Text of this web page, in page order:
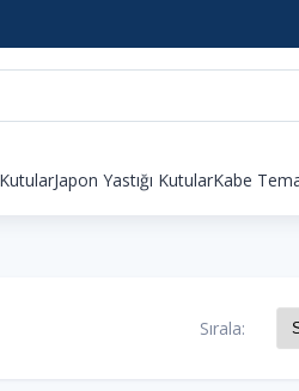
Japon Yastığı KutularKabe
Sırala: